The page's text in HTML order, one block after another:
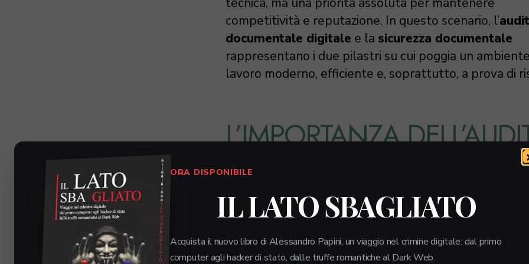
ORA DISPONIBILE
IL LATO SBAGLIATO
Acquista il nuovo libro di Alessandro Papini, un viaggio nel crimine digitale: dal primo
computer agli hacker di stato, dalle truffe romantiche al Dark Web.
competitività e reputazione. In questo scenario, l’audit
documentale digitale e la sicurezza documentale
rappresentano i due pilastri su cui poggia un
lavoro moderno, efficiente e, soprattutto, a prova di
L’IMPORTANZA
DOCUMENTALE DIGITALE
L’audit documentale digitale non è una semplice
l’integrità e la conformità di ogni file aziendale.